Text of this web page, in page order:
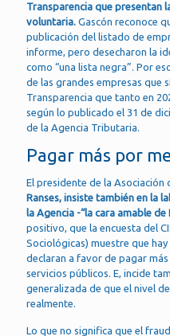
Transparencia que presentan
voluntaria. Gascón reconoce
publicación del listado de
informe, pero desecharon la
como “una lista negra”. Por
de las grandes empresas que
Transparencia que tanto en
según lo publicado el 31 de
de la Agencia Tributaria.
Pagar más por
El presidente de la Asociación
Ranses, insiste también en la
la Agencia -“la cara amable de
positivo, que la encuesta del
Sociológicas) muestre que
declaran a favor de pagar
servicios públicos. E, incide
generalizada de que el nivel
realmente.
Lo que no significa que el